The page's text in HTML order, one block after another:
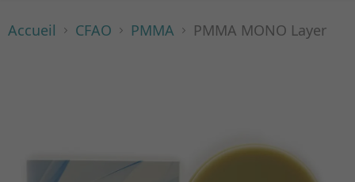
Accueil CFAO PMMA PMMA MONO Layer